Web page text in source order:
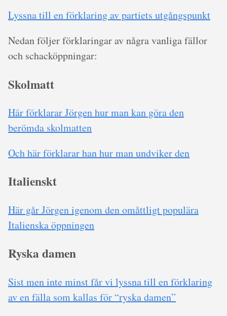
Lyssna till en förklaring av partiets utgångspunkt
Nedan följer förklaringar av några vanliga fällor
och schacköppningar:
Skolmatt
Här förklarar Jörgen hur man kan göra den
berömda skolmatten
Och här förklarar han hur man undviker den
Italienskt
Här går Jörgen igenom den omåttligt populära
Italienska öppningen
Ryska damen
Sist men inte minst får vi lyssna till en förklaring
av en fälla som kallas för “ryska damen”